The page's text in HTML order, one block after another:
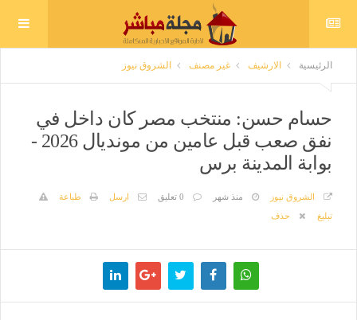
الرئيسية الارشيف غير مصنف الشروق نيوز
حسام حسن: منتخب مصر كان داخل في
نفق صعب قبل عامين من مونديال 2026 -
بوابة المدينة برس
الشروق نيوز منذ شهر 0 تعليق ارسل
طباعة
تبليغ
حذف